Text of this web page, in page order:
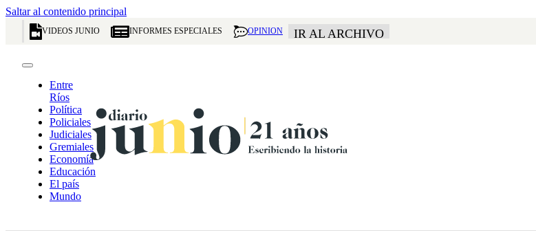
Saltar al contenido principal
VIDEOS JUNIO INFORMES ESPECIALES OPINION IR AL ARCHIVO
Entre
Ríos
Política
Policiales
Judiciales
Gremiales
Economía
Educación
El país
Mundo